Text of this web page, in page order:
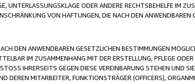
UNTERLASSUNGSKLAGE ODER ANDERE RECHTSBEHELFE IM
VON HAFTUNGEN, DIE NACH DEN
DEN ANWENDBAREN GESETZLICHEN BESTIMMUNGEN
IM ZUSAMMENHANG MIT DER ERSTELLUNG, PFLEGE
IHRERSEITS GEGEN DIESE VEREINBARUNG STEHEN UND
DEREN MITARBEITER, FUNKTIONSTRÄGER (OFFICERS),